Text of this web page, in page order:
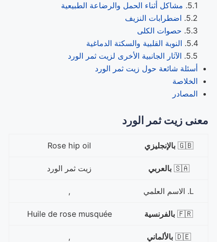
مشاكل أثناء الحمل والرضاعة الطبيعية
اضطرابات النزيف
حصوات الكلى
النوبة القلبية والسكتة الدماغية
الآثار الجانبية الأخرى لزيت ثمر الورد
أسئلة شائعة حول زيت ثمر الورد
الخلاصة
المصادر
معنى زيت ثمر الورد
🇬🇧 بالإنجليزي Rose hip oil
🇸🇦 بالعربي زيت ثمر الورد
L. الاسم العلمي ,
🇫🇷 بالفرنسية Huile de rose musquée
🇩🇪 بالألماني ,